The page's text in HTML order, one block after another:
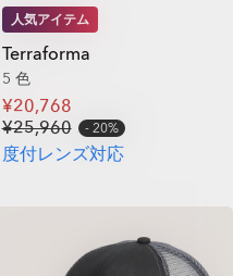
人気アイテム
Terraforma
5 色
¥20,768
¥25,960
20%
度付レンズ対応